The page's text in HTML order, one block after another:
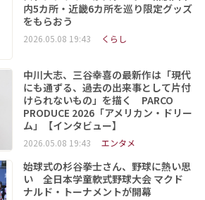
内5カ所・近畿6カ所を巡り限定グッズ
をもらおう
2026.05.08 19:43 くらし
中川大志、三谷幸喜の最新作は「現代
にも通ずる、過去の出来事として片付
けられないもの」を描く PARCO
PRODUCE 2026「アメリカン・ドリー
ム」【インタビュー】
2026.05.08 19:43 エンタメ
始球式の杉谷拳士さん、野球に熱い思
い 全日本学童軟式野球大会 マクド
ナルド・トーナメントが開幕